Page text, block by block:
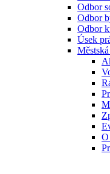
Odbor
Odbor
Odbor
Úsek
O